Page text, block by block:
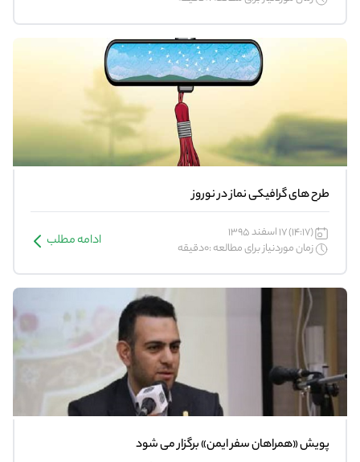
طرح های گرافیكی نماز در نوروز
(14:17) 17 اسفند 1395
زمان موردنیاز برای مطالعه :0دقیقه
ادامه مطلب
پویش «همراهان سفر ایمن» برگزار می شود